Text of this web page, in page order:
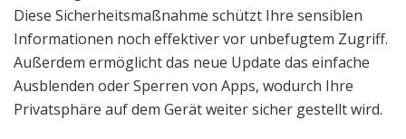
Diese Sicherheitsmaßnahme schützt Ihre sensiblen
Informationen noch effektiver vor unbefugtem Zugriff.
Außerdem ermöglicht das neue Update das einfache
Ausblenden oder Sperren von Apps, wodurch Ihre
Privatsphäre auf dem Gerät weiter sicher gestellt wird.